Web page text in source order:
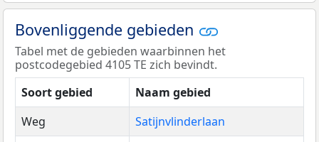
Bovenliggende gebieden
Tabel met de gebieden waarbinnen het
postcodegebied 4105 TE zich bevindt.
Soort gebied
Naam gebied
Weg
Satijnvlinderlaan